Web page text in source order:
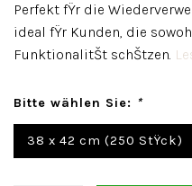
Perfekt fŸr die
ideal fŸr Kunden, die
FunktionalitŠt schŠtzen.
Bitte wählen Sie: *
38 x 42 cm (250 StŸck)